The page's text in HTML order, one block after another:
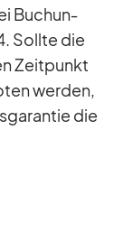
Bu­chun­
Sollte die
Zeit­punkt
wer­den,
die